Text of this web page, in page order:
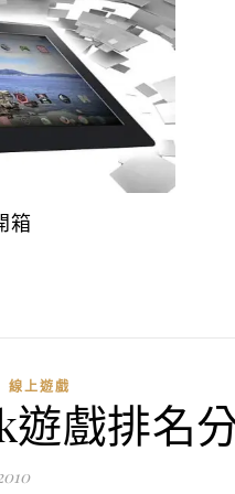
箱
線上遊戲
遊戲排名